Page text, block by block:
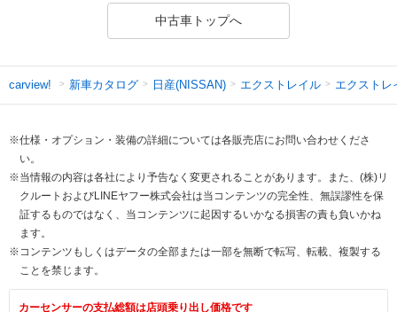
中古車トップへ
carview! 新車カタログ 日産(NISSAN) エクストレイル エクストレ
※仕様・オプション・装備の詳細については各販売店にお問い合わせくださ
い。
※当情報の内容は各社により予告なく変更されることがあります。また、(株)リ
クルートおよびLINEヤフー株式会社は当コンテンツの完全性、無誤謬性を保
証するものではなく、当コンテンツに起因するいかなる損害の責も負いかね
ます。
※コンテンツもしくはデータの全部または一部を無断で転写、転載、複製する
ことを禁じます。
カーセンサーの支払総額は店頭乗り出し価格です